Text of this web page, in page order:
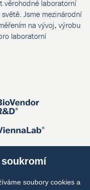
věrohodné laboratorní
Jsme mezinárodní
na vývoj, výrobu
laboratorní
soubory cookies a